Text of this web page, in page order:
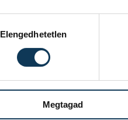
Elengedhetetlen
Megtagad